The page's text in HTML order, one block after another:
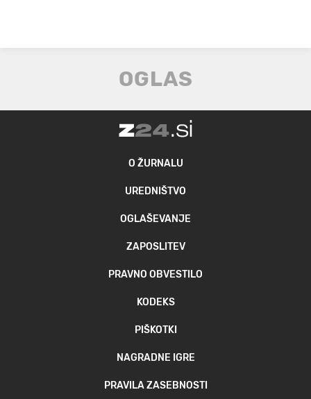
O ŽURNALU
UREDNIŠTVO
OGLAŠEVANJE
ZAPOSLITEV
PRAVNO OBVESTILO
KODEKS
PIŠKOTKI
NAGRADNE IGRE
PRAVILA ZASEBNOSTI